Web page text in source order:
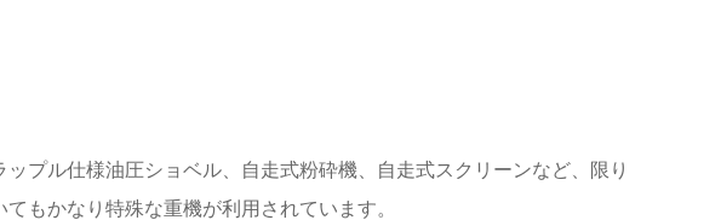
プル仕様油圧ショベル、自走式粉砕機、自走式スクリーンなど、限り
もかなり特殊な重機が利用されています。